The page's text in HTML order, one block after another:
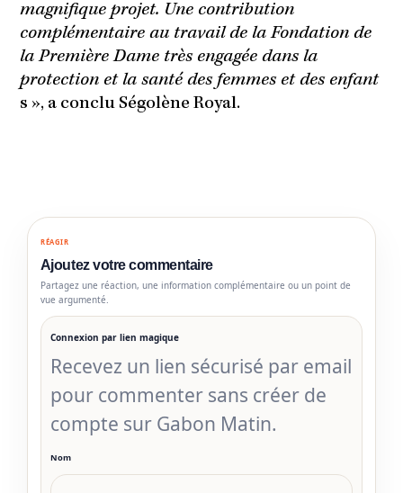
magnifique projet. Une contribution
complémentaire au travail de la Fondation de
la Première Dame très engagée dans la
protection et la santé des femmes et des enfant
s », a conclu Ségolène Royal.
RÉAGIR
Ajoutez votre commentaire
Partagez une réaction, une information complémentaire ou un point de
vue argumenté.
Connexion par lien magique
Recevez un lien sécurisé par email
pour commenter sans créer de
compte sur Gabon Matin.
Nom